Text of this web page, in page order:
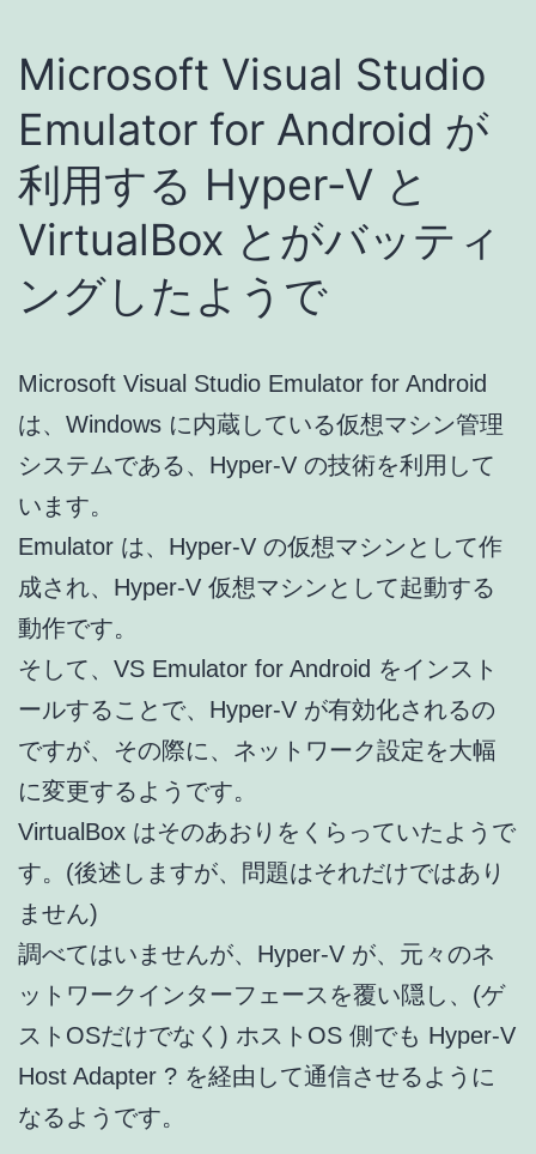
Microsoft Visual Studio
Emulator for Android が
利用する Hyper-V と
VirtualBox とがバッティ
ングしたようで
Microsoft Visual Studio Emulator for Android
は、Windows に内蔵している仮想マシン管理
システムである、Hyper-V の技術を利用して
います。
Emulator は、Hyper-V の仮想マシンとして作
成され、Hyper-V 仮想マシンとして起動する
動作です。
そして、VS Emulator for Android をインスト
ールすることで、Hyper-V が有効化されるの
ですが、その際に、ネットワーク設定を大幅
に変更するようです。
VirtualBox はそのあおりをくらっていたようで
す。(後述しますが、問題はそれだけではあり
ません)
調べてはいませんが、Hyper-V が、元々のネ
ットワークインターフェースを覆い隠し、(ゲ
ストOSだけでなく) ホストOS 側でも Hyper-V
Host Adapter ? を経由して通信させるように
なるようです。